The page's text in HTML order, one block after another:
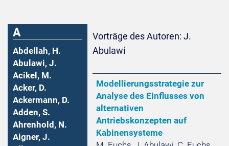
A
Abdellah, H.
Abulawi, J.
Acikel, M.
Acker, D.
Ackermann, D.
Adden, S.
Ahrenhold, N.
Aigner, J.
Vorträge des Autoren: J.
Abulawi
Modellierungsstrategie zur
Analyse des Einflusses von
alternativen
Antriebskonzepten auf
Kabinensysteme